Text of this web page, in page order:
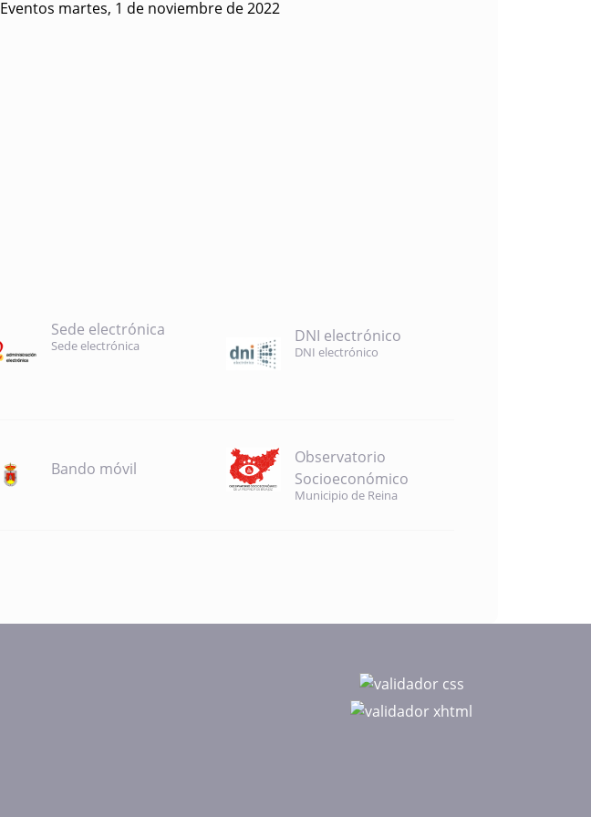
Eventos martes, 1 de noviembre de 2022
Sede electrónica
Sede electrónica DNI electrónico
DNI electrónico
Bando móvil
Observatorio
Socioeconómico
Municipio de Reina